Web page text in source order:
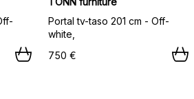
Portal tv-taso 201 cm - Off-
white,
750 €